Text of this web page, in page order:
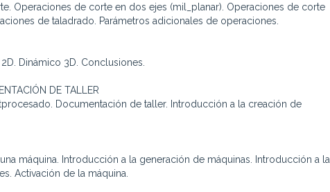
Operaciones de corte en dos ejes (mil_planar). Operaciones de corte
de taladrado. Parámetros adicionales de operaciones.
Dinámico 3D. Conclusiones.
DE TALLER
Documentación de taller. Introducción a la creación de
máquina. Introducción a la generación de máquinas. Introducción a la
Activación de la máquina.